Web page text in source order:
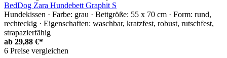
BedDog Zara Hundebett Graphit S
Hundekissen · Farbe: grau · Bettgröße: 55 x 70 cm · Form: rund,
rechteckig · Eigenschaften: waschbar, kratzfest, robust, rutschfest,
strapazierfähig
ab 29,88 €*
6 Preise vergleichen